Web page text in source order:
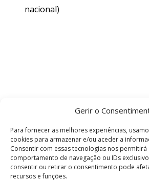
Gerir o
Para fornecer as melhores experiências,
cookies para armazenar e/ou aceder a
Consentir com essas tecnologias nos
comportamento de navegação ou IDs
consentir ou retirar o consentimento pode
recursos e funções.
nacional)